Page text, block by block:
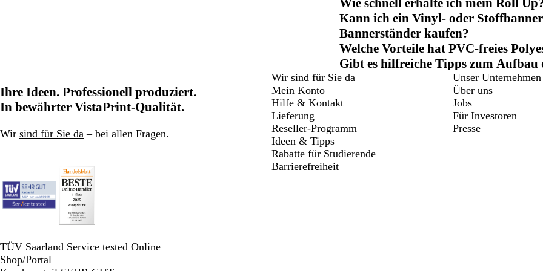
Wie schnell erhalte ich mein Roll
Kann ich ein Vinyl- oder
Bannerständer kaufen?
Welche Vorteile hat PVC-freies
Gibt es hilfreiche Tipps zum
Ihre Ideen. Professionell produziert.
In bewährter VistaPrint-Qualität.
Wir sind für Sie da – bei allen Fragen.
TÜV Saarland Service tested Online
Shop/Portal
Wir sind für Sie da
Mein Konto
Hilfe & Kontakt
Lieferung
Reseller-Programm
Ideen & Tipps
Rabatte für Studierende
Barrierefreiheit
Unser Unternehmen
Über uns
Jobs
Für Investoren
Presse